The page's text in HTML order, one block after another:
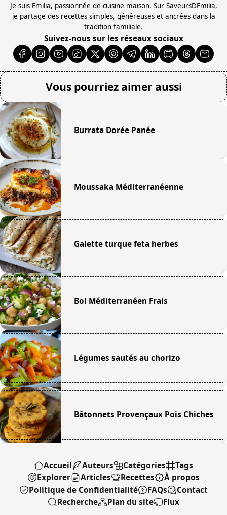
Je suis Emilia, passionnée de cuisine maison. Sur SaveursDEmilia,
je partage des recettes simples, généreuses et ancrées dans la
tradition familiale.
Suivez-nous sur les réseaux sociaux
Vous pourriez aimer aussi
Burrata Dorée Panée
Moussaka Méditerranéenne
Galette turque feta herbes
Bol Méditerranéen Frais
Légumes sautés au chorizo
Bâtonnets Provençaux Pois Chiches
Accueil Auteurs Catégories
Tags
Explorer
Articles Recettes
À propos
Politique de Confidentialité
FAQs
Contact
Recherche
Plan du site Flux